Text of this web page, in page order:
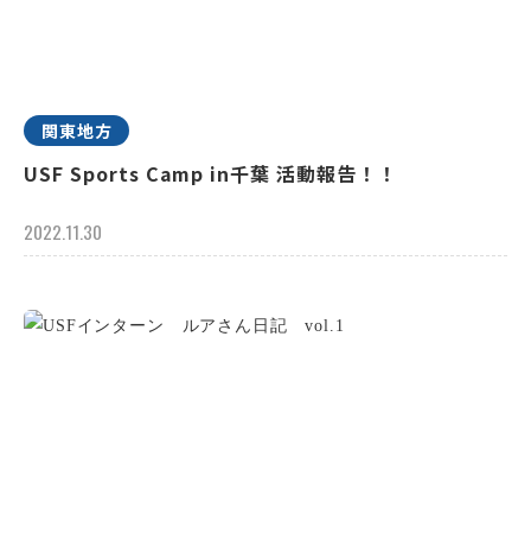
関東地方
USF Sports Camp in千葉 活動報告！！
2022.11.30